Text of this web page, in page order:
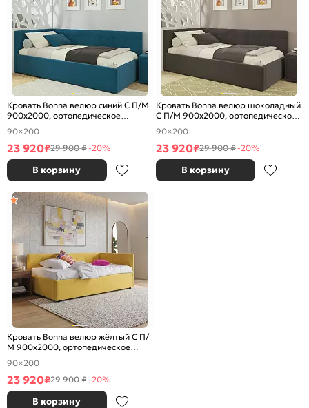
Кровать Bonna велюр синий С П/М
900x2000, ортопедическое
основание, изголовье мягкое
90×200
23 920₽29 900 ₽-20%
В корзину
Кровать Bonna велюр шоколадный
С П/М 900x2000, ортопедическое
основание, изголовье мягкое
90×200
23 920₽29 900 ₽-20%
В корзину
Кровать Bonna велюр жёлтый С П/
М 900x2000, ортопедическое
основание, изголовье мягкое
90×200
23 920₽29 900 ₽-20%
В корзину